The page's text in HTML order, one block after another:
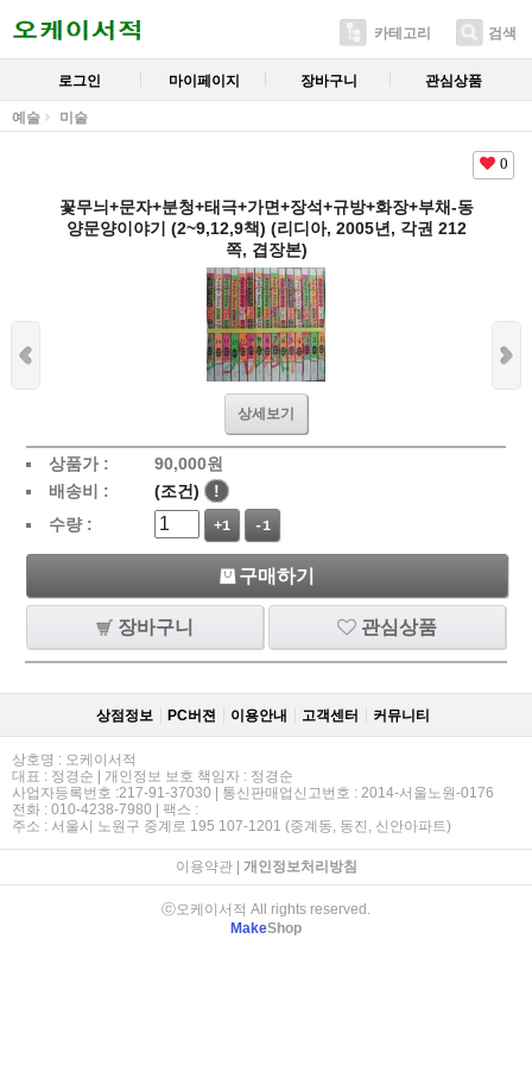
카테고리 검색
로그인 마이페이지 장바구니 관심상품
예술 미술
0
꽃무늬+문자+분청+태극+가면+장석+규방+화장+부채-동
양문양이야기 (2~9,12,9책) (리디아, 2005년, 각권 212
쪽, 겹장본)
상세보기
상품가 : 90,000원
배송비 :
(조건)
!
수량 :
+1 -1
구매하기
장바구니 관심상품
상점정보 PC버젼 이용안내 고객센터 커뮤니티
상호명 : 오케이서적
대표 : 정경순 | 개인정보 보호 책임자 : 정경순
사업자등록번호 :217-91-37030 | 통신판매업신고번호 : 2014-서울노원-0176
전화 : 010-4238-7980 | 팩스 :
주소 : 서울시 노원구 중계로 195 107-1201 (중계동, 동진, 신안아파트)
이용약관| 개인정보처리방침
ⓒ오케이서적 All rights reserved.
MakeShop